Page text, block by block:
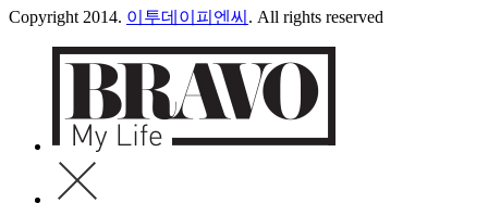
Copyright 2014. 이투데이피엔씨 . All rights reserved